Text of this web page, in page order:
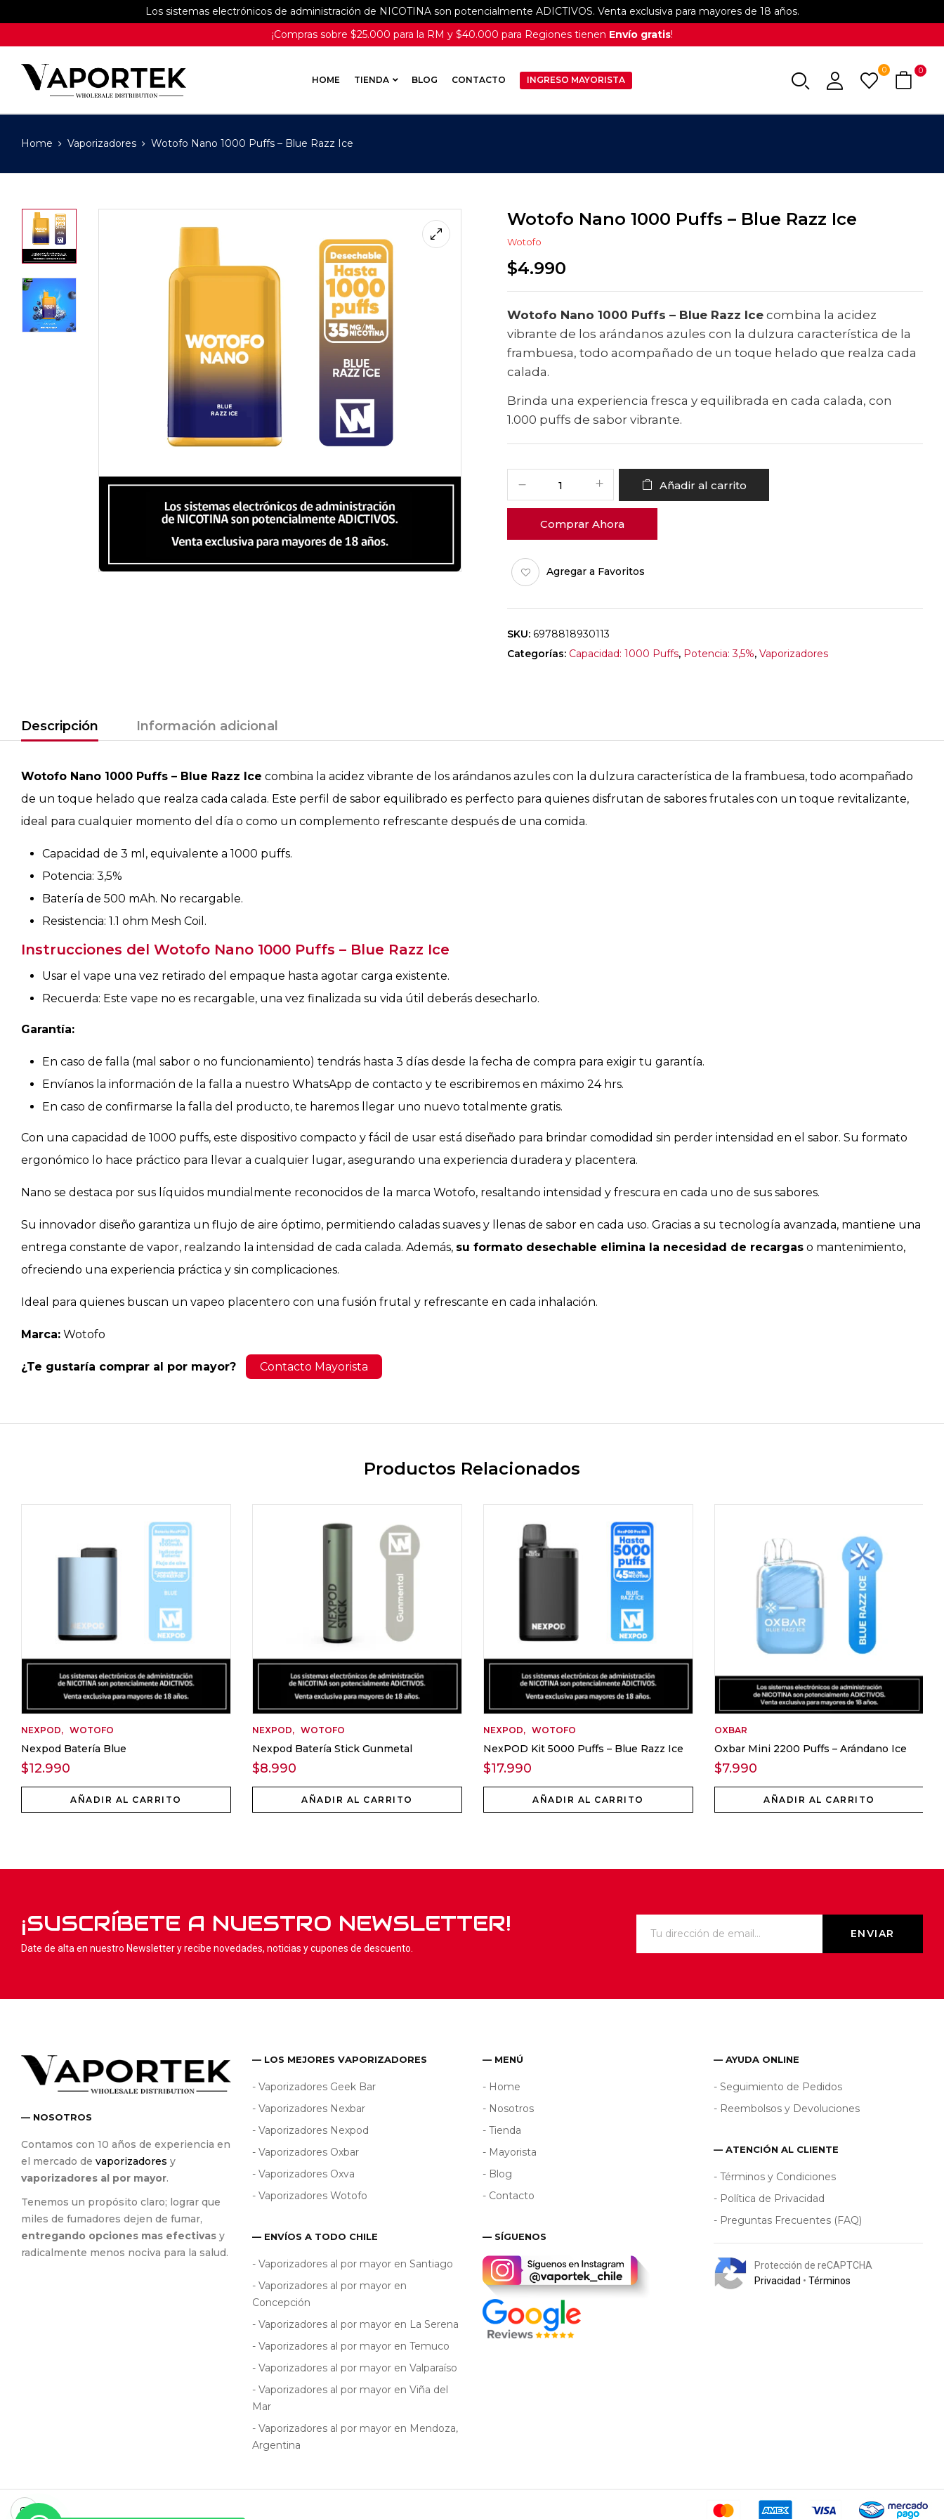
Los sistemas electrónicos de administración de NICOTINA son potencialmente ADICTIVOS. Venta exclusiva para mayores de 18 años.
¡Compras sobre $25.000 para la RM y $40.000 para Regiones tienen Envío gratis!
HOME TIENDA BLOG CONTACTO INGRESO MAYORISTA
0 0
Home Vaporizadores Wotofo Nano 1000 Puffs – Blue Razz Ice
Wotofo Nano 1000 Puffs – Blue Razz Ice
Wotofo
$4.990
Wotofo Nano 1000 Puffs – Blue Razz Ice combina la acidez
vibrante de los arándanos azules con la dulzura característica de la
frambuesa, todo acompañado de un toque helado que realza cada
calada.
Brinda una experiencia fresca y equilibrada en cada calada, con
1.000 puffs de sabor vibrante.
Añadir al carrito
Comprar Ahora
Agregar a Favoritos
SKU: 6978818930113
Categorías: Capacidad: 1000 Puffs, Potencia: 3,5%, Vaporizadores
Descripción Información adicional
Wotofo Nano 1000 Puffs – Blue Razz Ice combina la acidez vibrante de los arándanos azules con la dulzura característica de la frambuesa, todo acompañado
de un toque helado que realza cada calada. Este perfil de sabor equilibrado es perfecto para quienes disfrutan de sabores frutales con un toque revitalizante,
ideal para cualquier momento del día o como un complemento refrescante después de una comida.
Capacidad de 3 ml, equivalente a 1000 puffs.
Potencia: 3,5%
Batería de 500 mAh. No recargable.
Resistencia: 1.1 ohm Mesh Coil.
Instrucciones del Wotofo Nano 1000 Puffs – Blue Razz Ice
Usar el vape una vez retirado del empaque hasta agotar carga existente.
Recuerda: Este vape no es recargable, una vez finalizada su vida útil deberás desecharlo.
Garantía:
En caso de falla (mal sabor o no funcionamiento) tendrás hasta 3 días desde la fecha de compra para exigir tu garantía.
Envíanos la información de la falla a nuestro WhatsApp de contacto y te escribiremos en máximo 24 hrs.
En caso de confirmarse la falla del producto, te haremos llegar uno nuevo totalmente gratis.
Con una capacidad de 1000 puffs, este dispositivo compacto y fácil de usar está diseñado para brindar comodidad sin perder intensidad en el sabor. Su formato
ergonómico lo hace práctico para llevar a cualquier lugar, asegurando una experiencia duradera y placentera.
Nano se destaca por sus líquidos mundialmente reconocidos de la marca Wotofo, resaltando intensidad y frescura en cada uno de sus sabores.
Su innovador diseño garantiza un flujo de aire óptimo, permitiendo caladas suaves y llenas de sabor en cada uso. Gracias a su tecnología avanzada, mantiene una
entrega constante de vapor, realzando la intensidad de cada calada. Además, su formato desechable elimina la necesidad de recargas o mantenimiento,
ofreciendo una experiencia práctica y sin complicaciones.
Ideal para quienes buscan un vapeo placentero con una fusión frutal y refrescante en cada inhalación.
Marca: Wotofo
¿Te gustaría comprar al por mayor? Contacto Mayorista
Productos Relacionados
NEXPOD WOTOFO
Nexpod Batería Blue
$12.990
AÑADIR AL CARRITO
NEXPOD WOTOFO
Nexpod Batería Stick Gunmetal
$8.990
AÑADIR AL CARRITO
NEXPOD WOTOFO
NexPOD Kit 5000 Puffs – Blue Razz Ice
$17.990
AÑADIR AL CARRITO
OXBAR
Oxbar Mini 2200 Puffs – Arándano Ice
$7.990
AÑADIR AL CARRITO
¡SUSCRÍBETE A NUESTRO NEWSLETTER!
Date de alta en nuestro Newsletter y recibe novedades, noticias y cupones de descuento.
— NOSOTROS
Contamos con 10 años de experiencia en
el mercado de vaporizadores y
vaporizadores al por mayor.
Tenemos un propósito claro; lograr que
miles de fumadores dejen de fumar,
entregando opciones mas efectivas y
radicalmente menos nociva para la salud.
— LOS MEJORES VAPORIZADORES
- Vaporizadores Geek Bar
- Vaporizadores Nexbar
- Vaporizadores Nexpod
- Vaporizadores Oxbar
- Vaporizadores Oxva
- Vaporizadores Wotofo
— ENVÍOS A TODO CHILE
- Vaporizadores al por mayor en Santiago
- Vaporizadores al por mayor en
Concepción
- Vaporizadores al por mayor en La Serena
- Vaporizadores al por mayor en Temuco
- Vaporizadores al por mayor en Valparaíso
- Vaporizadores al por mayor en Viña del
Mar
- Vaporizadores al por mayor en Mendoza,
Argentina
— MENÚ
- Home
- Nosotros
- Tienda
- Mayorista
- Blog
- Contacto
— SÍGUENOS
— AYUDA ONLINE
- Seguimiento de Pedidos
- Reembolsos y Devoluciones
— ATENCIÓN AL CLIENTE
- Términos y Condiciones
- Política de Privacidad
- Preguntas Frecuentes (FAQ)
Protección de reCAPTCHA
Privacidad • Términos